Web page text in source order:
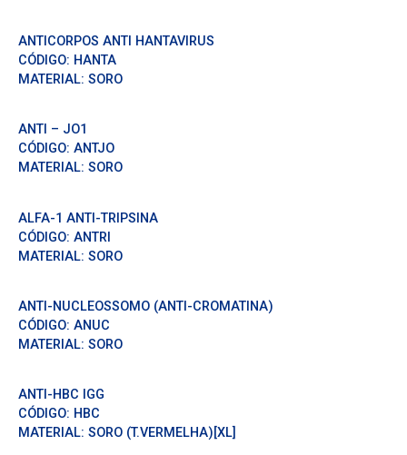
ANTICORPOS ANTI HANTAVIRUS
CÓDIGO: HANTA
MATERIAL: SORO
ANTI – JO1
CÓDIGO: ANTJO
MATERIAL: SORO
ALFA-1 ANTI-TRIPSINA
CÓDIGO: ANTRI
MATERIAL: SORO
ANTI-NUCLEOSSOMO (ANTI-CROMATINA)
CÓDIGO: ANUC
MATERIAL: SORO
ANTI-HBC IGG
CÓDIGO: HBC
MATERIAL: SORO (T.VERMELHA)[XL]